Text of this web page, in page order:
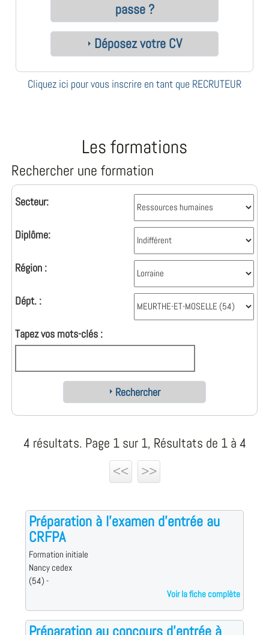
passe ?
Déposez votre CV
Cliquez ici pour vous inscrire en tant que RECRUTEUR
Les formations
Rechercher une formation
Secteur:
Diplôme:
Région :
Dépt. :
Tapez vos mots-clés :
Rechercher
4 résultats. Page 1 sur 1, Résultats de 1 à 4
<<
>>
Préparation à l'examen d'entrée au
CRFPA
Formation initiale
Nancy cedex
(54) -
Voir la fiche complète
Préparation au concours d'entrée à